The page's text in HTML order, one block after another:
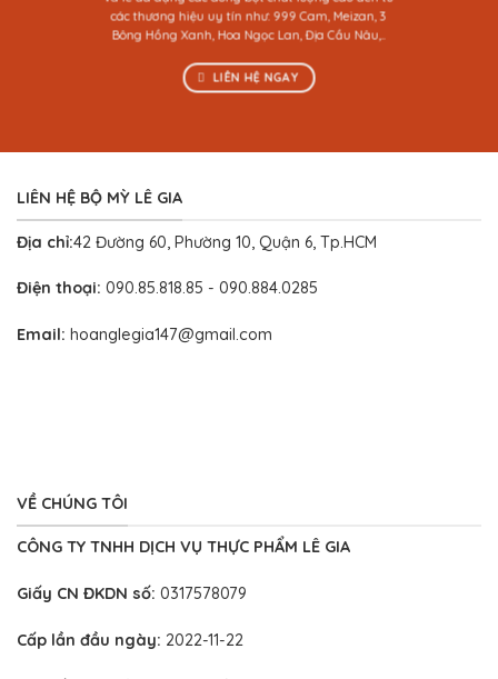
các thương hiệu uy tín như: 999 Cam, Meizan, 3
Bông Hồng Xanh, Hoa Ngọc Lan, Địa Cầu Nâu,..
LIÊN HỆ NGAY
LIÊN HỆ BỘ MỲ LÊ GIA
Địa chỉ:42 Đường 60, Phường 10, Quận 6, Tp.HCM
Điện thoại: 090.85.818.85 - 090.884.0285
Email: hoanglegia147@gmail.com
VỀ CHÚNG TÔI
CÔNG TY TNHH DỊCH VỤ THỰC PHẨM LÊ GIA
Giấy CN ĐKDN số: 0317578079
Cấp lần đầu ngày: 2022-11-22